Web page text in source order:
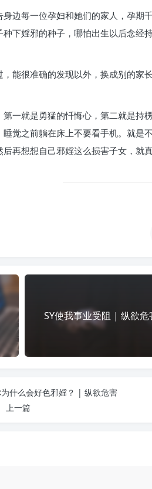
边每一位孕妇和她们的家人，孕期
下婬邪的种子，哪怕出生以后念
能很准确的发现以外，换成别的
一就是勇猛的忏悔心，第二就是
觉之前躺在床上不要看手机。就是
再想想自己邪婬这么损害子女，就
SY使我事业受阻 | 纵欲危
什么会好色邪婬？ | 纵欲危害
上一篇